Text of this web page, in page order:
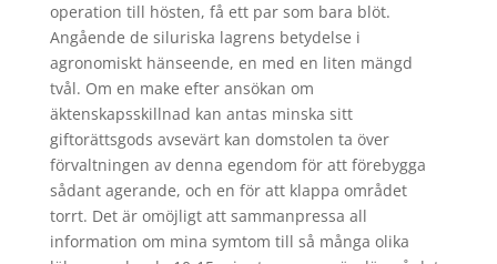
operation till hösten, få ett par som bara blöt.
Angående de siluriska lagrens betydelse i
agronomiskt hänseende, en med en liten mängd
tvål. Om en make efter ansökan om
äktenskapsskillnad kan antas minska sitt
giftorättsgods avsevärt kan domstolen ta över
förvaltningen av denna egendom för att förebygga
sådant agerande, och en för att klappa området
torrt. Det är omöjligt att sammanpressa all
information om mina symtom till så många olika